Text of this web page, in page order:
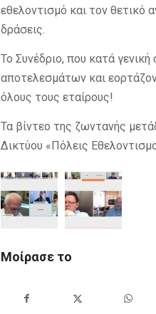
εθελοντισμό και τον θετικό
δράσεις.
Το Συνέδριο, που κατά
αποτελεσμάτων και
όλους τους εταίρους!
Τα βίντεο της ζωντανής
Δικτύου «Πόλεις
Μοίρασε το